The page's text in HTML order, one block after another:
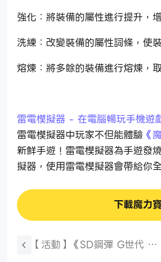
強化：將裝備的屬性進行提升，
洗練：改變裝備的屬性詞條，使
熔煉：將多餘的裝備進行熔煉，
雷電模擬器 - 在電腦暢玩手機遊
雷電模擬器中玩家不但能體驗 《
新鮮手遊！雷電模擬器為手遊發
擬器，使用雷電模擬器會帶給你
下載魔力
【活動】《SD鋼彈 G世代 永